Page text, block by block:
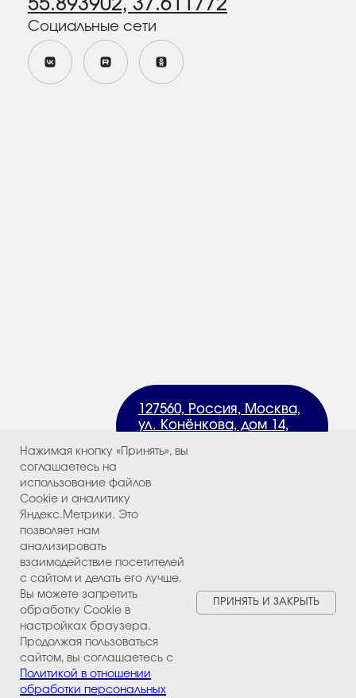
Политика конфиденциальности персональных данных
посетителей сайта
Политика в отношении обработки персональных данных
помещение 5/1
Нажимая кнопку «Принять», вы
соглашаетесь на
использование файлов
Cookie и аналитику
Яндекс.Метрики. Это
позволяет нам
анализировать
взаимодействие посетителей
с сайтом и делать его лучше.
Вы можете запретить
обработку Cookie в
настройках браузера.
Продолжая пользоваться
сайтом, вы соглашаетесь с
Политикой в отношении
обработки персональных
ПРИНЯТЬ И ЗАКРЫТЬ